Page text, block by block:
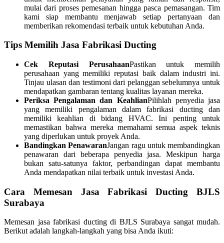
mulai dari proses pemesanan hingga pasca pemasangan. Tim
kami siap membantu menjawab setiap pertanyaan dan
memberikan rekomendasi terbaik untuk kebutuhan Anda.
Tips Memilih Jasa Fabrikasi Ducting
Cek Reputasi PerusahaanPastikan untuk memilih
perusahaan yang memiliki reputasi baik dalam industri ini.
Tinjau ulasan dan testimoni dari pelanggan sebelumnya untuk
mendapatkan gambaran tentang kualitas layanan mereka.
Periksa Pengalaman dan KeahlianPilihlah penyedia jasa
yang memiliki pengalaman dalam fabrikasi ducting dan
memiliki keahlian di bidang HVAC. Ini penting untuk
memastikan bahwa mereka memahami semua aspek teknis
yang diperlukan untuk proyek Anda.
Bandingkan PenawaranJangan ragu untuk membandingkan
penawaran dari beberapa penyedia jasa. Meskipun harga
bukan satu-satunya faktor, perbandingan dapat membantu
Anda mendapatkan nilai terbaik untuk investasi Anda.
Cara Memesan Jasa Fabrikasi Ducting BJLS
Surabaya
Memesan jasa fabrikasi ducting di BJLS Surabaya sangat mudah.
Berikut adalah langkah-langkah yang bisa Anda ikuti: